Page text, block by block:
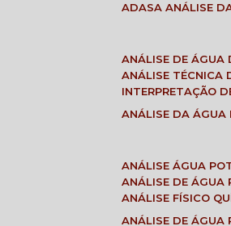
ADASA ANÁLISE
ANÁLISE DE
ANÁLISE
INTERPRETAÇÃO
ANÁLISE DA
ANÁLISE ÁGUA
ANÁLISE DE
ANÁLISE FÍSICO
ANÁLISE DE ÁGUA